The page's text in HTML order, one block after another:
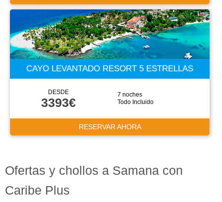
CAYO LEVANTADO RESORT 5 ESTRELLAS
DESDE
3393€
7 noches
Todo Incluido
RESERVAR AHORA
Ofertas y chollos a Samana con
Caribe Plus